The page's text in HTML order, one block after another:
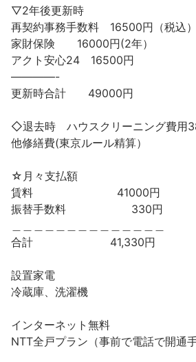
▽2年後更新時
再契約事務手数料 16500円（税込）
家財保険 16000円(2年）
アクト安心24 16500円
————-
更新時合計 49000円
◇退去時 ハウスクリーニング費用
他修繕費(東京ルール精算）
☆月々支払額
賃料 41000円
振替手数料 330円
合計 41,330円
設置家電
冷蔵庫、洗濯機
インターネット無料
NTT全戸プラン（事前で電話で開通手